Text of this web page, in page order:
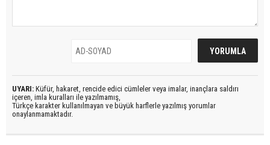
UYARI: Küfür, hakaret, rencide edici cümleler veya imalar, inançlara saldırı
içeren, imla kuralları ile yazılmamış,
Türkçe karakter kullanılmayan ve büyük harflerle yazılmış yorumlar
onaylanmamaktadır.